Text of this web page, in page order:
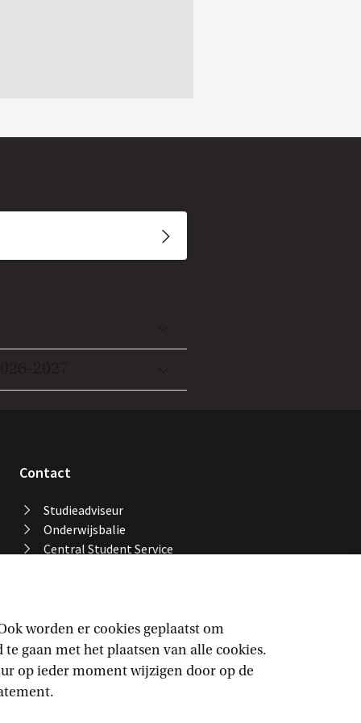
worden er cookies geplaatst om
gaan met het plaatsen van alle cookies.
op ieder moment wijzigen door op de
Contact
Studieadviseur
Onderwijsbalie
Central Student Service
Facility Services
Locaties en gebouwen
UvA-alarmnummer
Vertrouwenspersonen